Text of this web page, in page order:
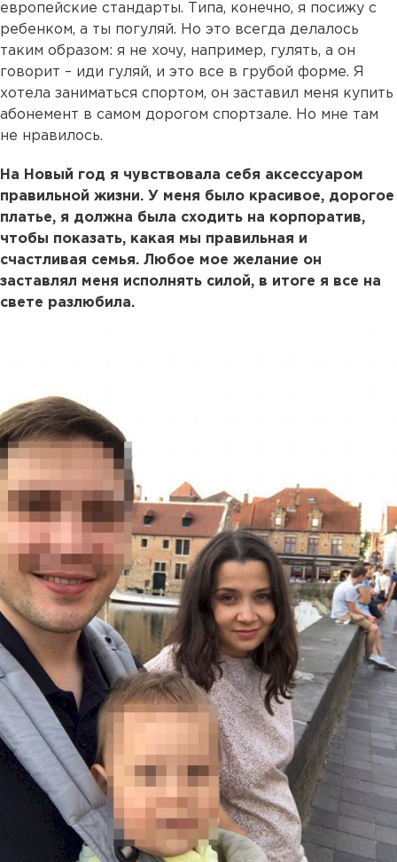
европейские стандарты. Типа, конечно, я посижу с
ребенком, а ты погуляй. Но это всегда делалось
таким образом: я не хочу, например, гулять, а он
говорит – иди гуляй, и это все в грубой форме. Я
хотела заниматься спортом, он заставил меня купить
абонемент в самом дорогом спортзале. Но мне там
не нравилось.
На Новый год я чувствовала себя аксессуаром
правильной жизни. У меня было красивое, дорогое
платье, я должна была сходить на корпоратив,
чтобы показать, какая мы правильная и
счастливая семья. Любое мое желание он
заставлял меня исполнять силой, в итоге я все на
свете разлюбила.